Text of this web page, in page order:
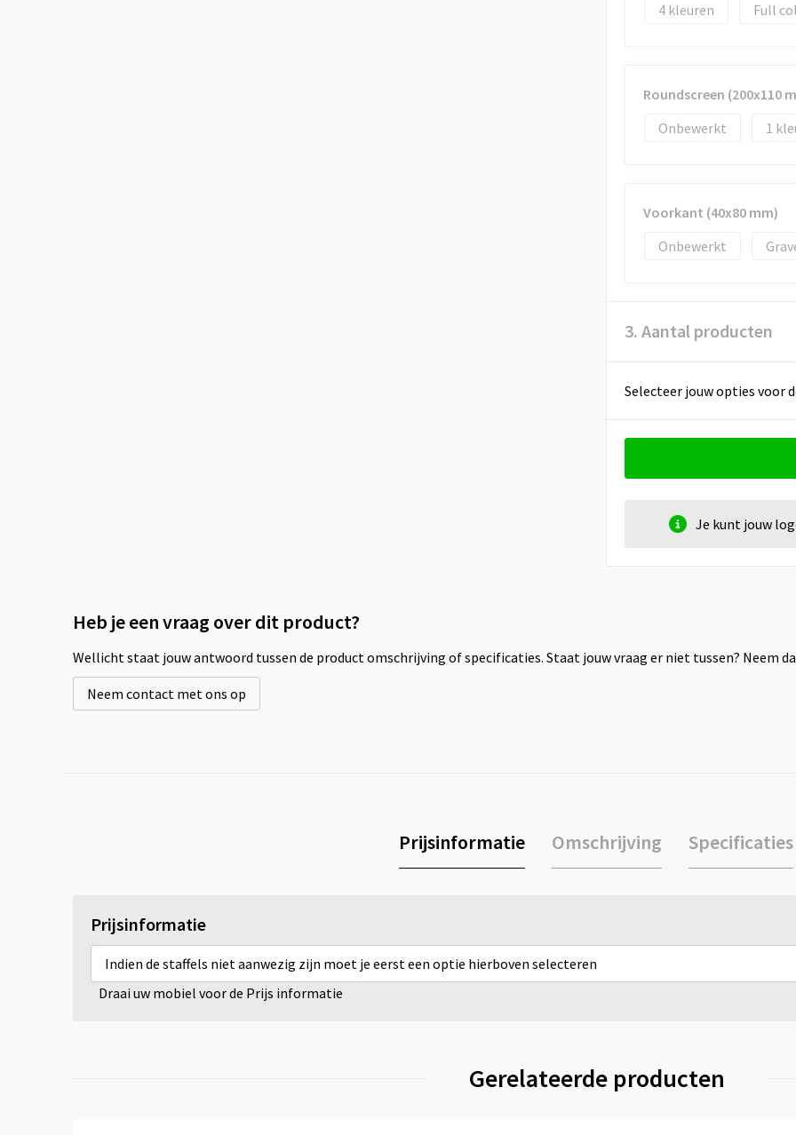
4
Full
Roundscreen (200x110
Onbewerkt
1
Voorkant (40x80 mm)
Onbewerkt
3. Aantal producten
Selecteer jouw opties voor
Je kunt jouw
Heb je een vraag over dit product?
Wellicht staat jouw antwoord tussen de product omschrijving of specificaties. Staat jouw vraag er niet tussen? Neem
Neem contact met ons op
Prijsinformatie Omschrijving Specificaties
Prijsinformatie
Indien de staffels niet aanwezig zijn moet je eerst een optie hierboven selecteren
Draai uw mobiel voor de Prijs informatie
Gerelateerde producten